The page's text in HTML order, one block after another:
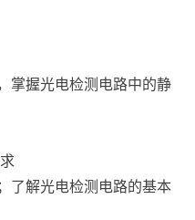
掌握光电检测电路中的静
了解光电检测电路的基本